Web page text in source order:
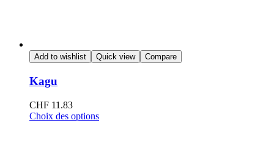
Add to wishlist Quick view Compare
Kagu
CHF 11.83
Choix des options